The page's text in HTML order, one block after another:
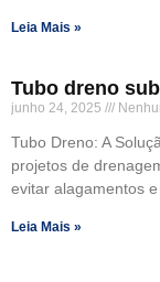
Leia Mais »
Tubo dreno
junho 24, 2025
Tubo Dreno: A
projetos de
evitar alagamentos
Leia Mais »